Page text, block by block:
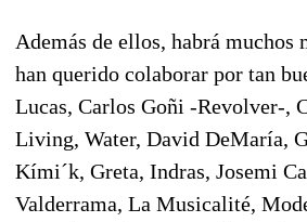
Además de ellos, habrá muchos
han querido colaborar por tan
Lucas, Carlos Goñi -Revolver-,
Living, Water, David DeMaría,
Kími´k, Greta, Indras, Josemi
Valderrama, La Musicalité,